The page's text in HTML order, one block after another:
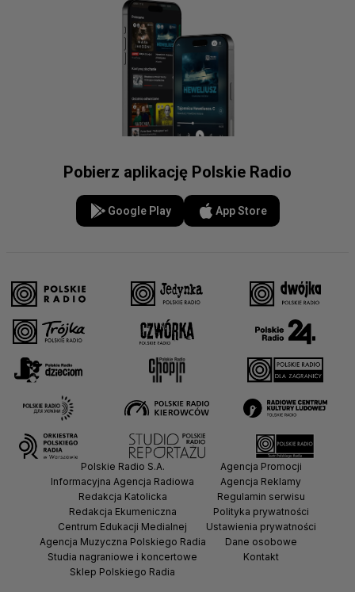
Pobierz aplikację Polskie Radio
Google Play App Store
Polskie Radio S.A.
Informacyjna Agencja Radiowa
Redakcja Katolicka
Redakcja Ekumeniczna
Centrum Edukacji Medialnej
Agencja Muzyczna Polskiego Radia
Studia nagraniowe i koncertowe
Sklep Polskiego Radia
Agencja Promocji
Agencja Reklamy
Regulamin serwisu
Polityka prywatności
Ustawienia prywatności
Dane osobowe
Kontakt